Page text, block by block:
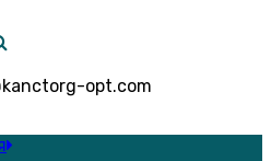
opt.com